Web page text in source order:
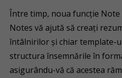
Între timp, noua funcție Note
Notes vă ajută să creați
întâlnirilor și chiar template-
structura însemnările în
asigurându-vă că acestea